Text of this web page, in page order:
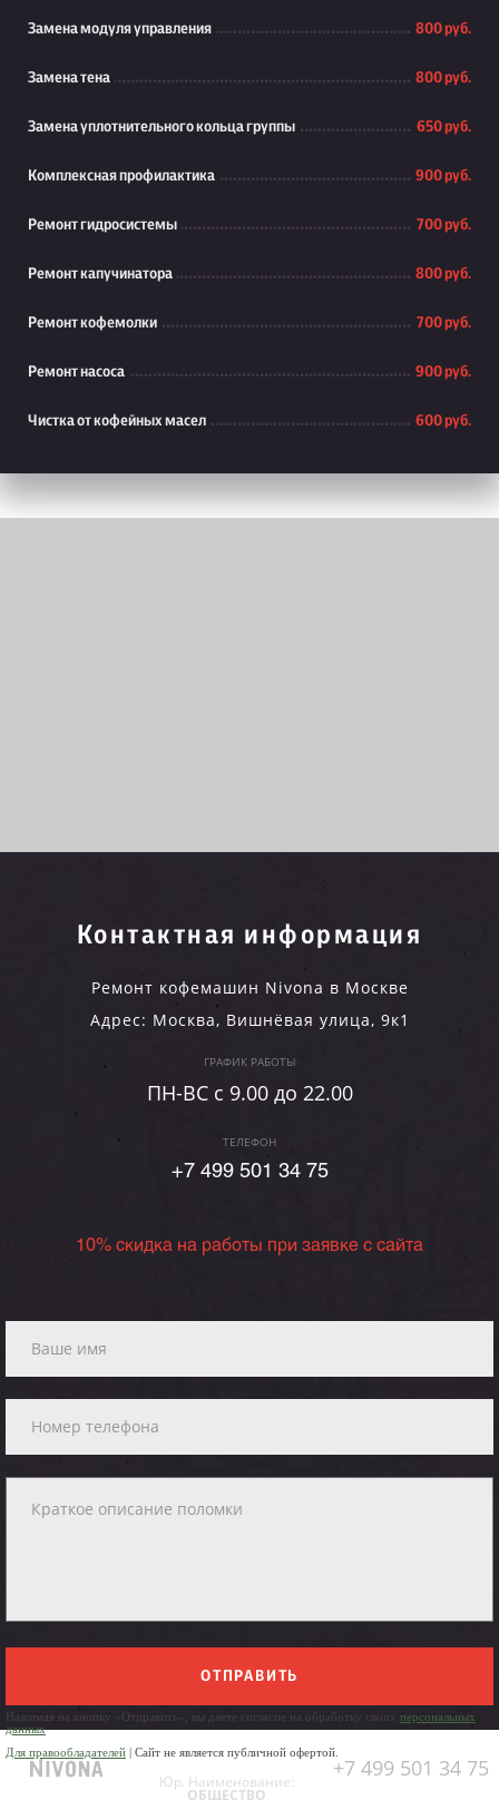
Замена модуля управления 800 руб.
Замена тена 800 руб.
Замена уплотнительного кольца группы 650 руб.
Комплексная профилактика 900 руб.
Ремонт гидросистемы 700 руб.
Ремонт капучинатора 800 руб.
Ремонт кофемолки 700 руб.
Ремонт насоса 900 руб.
Чистка от кофейных масел 600 руб.
Контактная информация
Ремонт кофемашин Nivona в Москве
Адрес: Москва, Вишнёвая улица, 9к1
ГРАФИК РАБОТЫ
ПН-ВC c 9.00 до 22.00
ТЕЛЕФОН
+7 499 501 34 75
10% скидка на работы при заявке с сайта
ОТПРАВИТЬ
Нажимая на кнопку «Отправить», вы даете согласие на обработку своих персональных
данных
Для правообладателей | Сайт не является публичной офертой.
+7 499 501 34 75
Юр. Наименование:
ОБЩЕСТВО